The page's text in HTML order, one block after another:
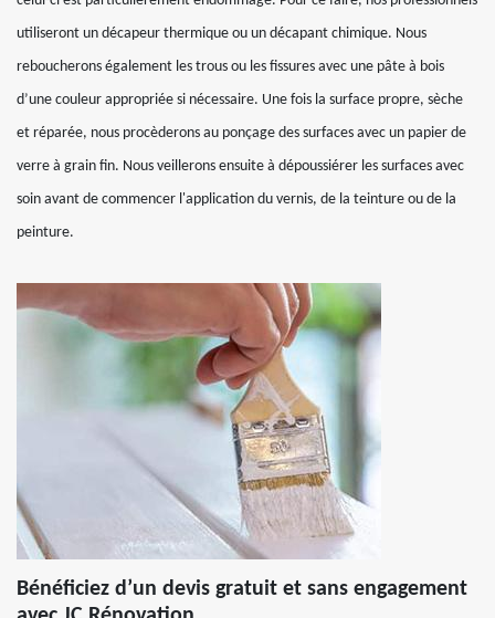
utiliseront un décapeur thermique ou un décapant chimique. Nous
reboucherons également les trous ou les fissures avec une pâte à bois
d’une couleur appropriée si nécessaire. Une fois la surface propre, sèche
et réparée, nous procèderons au ponçage des surfaces avec un papier de
verre à grain fin. Nous veillerons ensuite à dépoussiérer les surfaces avec
soin avant de commencer l'application du vernis, de la teinture ou de la
peinture.
Bénéficiez d’un devis gratuit et sans engagement